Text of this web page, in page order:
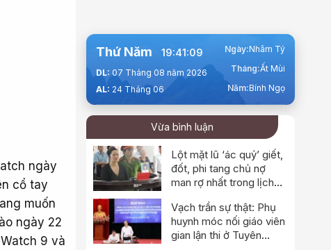
ngày
cổ tay
muốn
ngày 22
9 và
Thứ Năm 19:41:10
DL: 07 Tháng 08 năm 2026
AL: 24 Tháng 06
Ngày:Nhâm Tý
Tháng:Ất Mùi
Năm:Bính Ngọ
Vừa bình luận
Lột mặt lũ ‘ác quỷ’ giết,
đốt, phi tang chủ nợ
man rợ nhất trong lịch
Vạch trần sự thật: Phụ
huynh móc nối giáo viên
gian lận thi ở Tuyên